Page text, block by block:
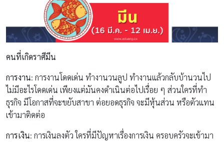
คนที่เกิดราศีมีน
การงาน: การงานโดดเด่น ทำงานวนลูป ทำงานแล้วกลับบ้านวนไป
ไม่มีอะไรโดดเด่น เพียงแต่มันคงดำเนินต่อไปเรื่อย ๆ ส่วนใครที่ทำ
ธุรกิจ มีโอกาสที่จะขยับสาขา ต่อยอดธุรกิจ จะมีหุ้นส่วน หรือตัวแทน
เข้ามาติดต่อ
การเงิน: การเงินลงตัว ใครที่มีปัญหาเรื่องการเงิน ครอบครัวจะเข้ามา